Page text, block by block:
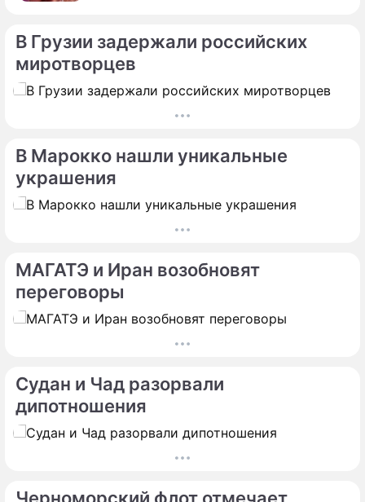
В Грузии задержали российских
миротворцев
В Марокко нашли уникальные
украшения
МАГАТЭ и Иран возобновят
переговоры
Судан и Чад разорвали
дипотношения